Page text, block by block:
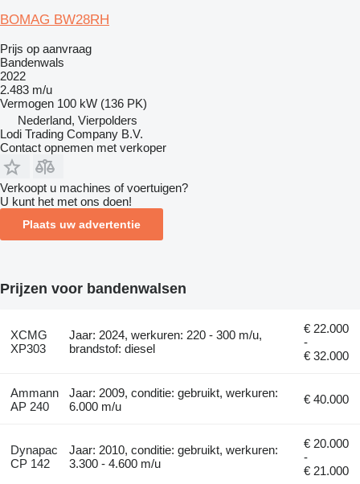
BOMAG BW28RH
Prijs op aanvraag
Bandenwals
2022
2.483 m/u
Vermogen 100 kW (136 PK)
Nederland, Vierpolders
Lodi Trading Company B.V.
Contact opnemen met verkoper
Verkoopt u machines of voertuigen?
U kunt het met ons doen!
Plaats uw advertentie
Prijzen voor bandenwalsen
XCMG
XP303
Jaar: 2024, werkuren: 220 - 300 m/u,
brandstof: diesel
€ 22.000
-
€ 32.000
Ammann
AP 240
Jaar: 2009, conditie: gebruikt, werkuren:
6.000 m/u
€ 40.000
Dynapac
CP 142
Jaar: 2010, conditie: gebruikt, werkuren:
3.300 - 4.600 m/u
€ 20.000
-
€ 21.000